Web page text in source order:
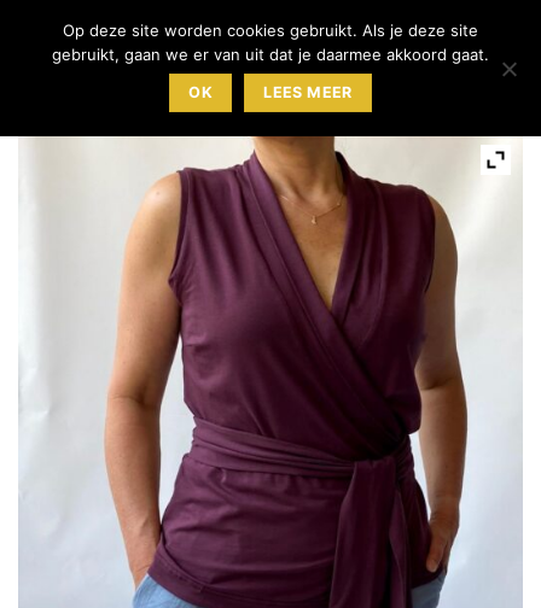
Op deze site worden cookies gebruikt. Als je deze site
gebruikt, gaan we er van uit dat je daarmee akkoord gaat.
OK LEES MEER